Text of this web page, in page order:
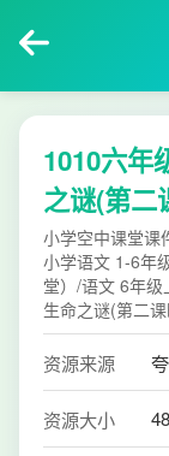
1010六年
之谜(第二
小学空中课堂课
小学语文 1-6年
堂）/语文 6年
生命之谜(第二
资源来源
资源大小